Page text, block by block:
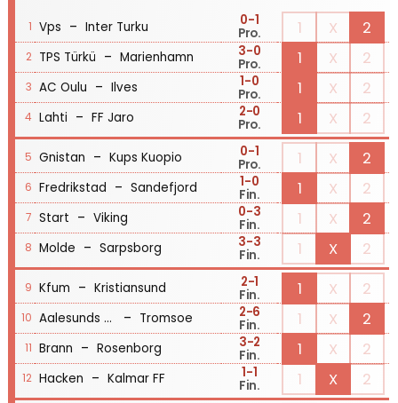
1 Vps - Inter Turku 0-1
Pro. 1 X 2
2 TPS Türkü - Marienhamn 3-0
Pro. 1 X 2
3 AC Oulu - Ilves 1-0
Pro. 1 X 2
4 Lahti - FF Jaro 2-0
Pro. 1 X 2
5 Gnistan - Kups Kuopio 0-1
Pro. 1 X 2
6 Fredrikstad - Sandefjord 1-0
Fin. 1 X 2
7 Start - Viking 0-3
Fin. 1 X 2
8 Molde - Sarpsborg 3-3
Fin. 1 X 2
9 Kfum - Kristiansund 2-1
Fin. 1 X 2
10 Aalesunds FK - Tromsoe 2-6
Fin. 1 X 2
11 Brann - Rosenborg 3-2
Fin. 1 X 2
12 Hacken - Kalmar FF 1-1
Fin. 1 X 2